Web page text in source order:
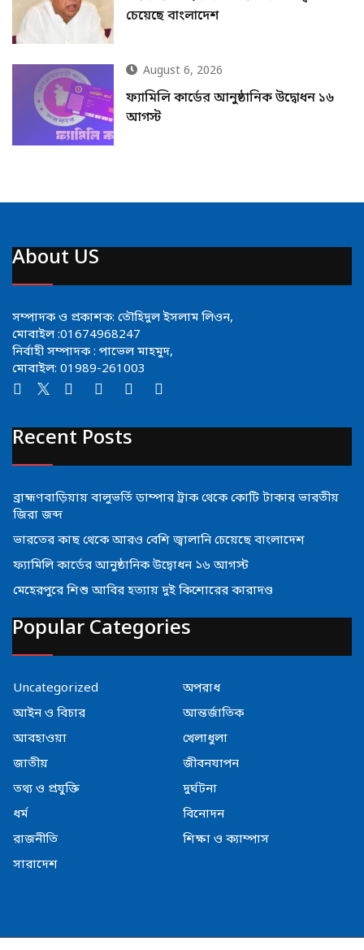
চেয়েছে বাংলাদেশ
August 6, 2026
ফ্যামিলি কার্ডের আনুষ্ঠানিক উদ্বোধন ১৬
আগস্ট
About US
সম্পাদক ও প্রকাশক: তৌহিদুল ইসলাম লিওন,
মোবাইল :01674968247
নির্বাহী সম্পাদক : পাভেল মাহমুদ,
মোবাইল: 01989-261003
Recent Posts
ব্রাহ্মণবাড়িয়ায় বালুভর্তি ডাম্পার ট্রাক থেকে কোটি টাকার ভারতীয়
জিরা জব্দ
ভারতের কাছ থেকে আরও বেশি জ্বালানি চেয়েছে বাংলাদেশ
ফ্যামিলি কার্ডের আনুষ্ঠানিক উদ্বোধন ১৬ আগস্ট
মেহেরপুরে শিশু আবির হত্যায় দুই কিশোরের কারাদণ্ড
Popular Categories
Uncategorized
অপরাধ
আইন ও বিচার
আন্তর্জাতিক
আবহাওয়া
খেলাধুলা
জাতীয়
জীবনযাপন
তথ্য ও প্রযুক্তি
দুর্ঘটনা
ধর্ম
বিনোদন
রাজনীতি
শিক্ষা ও ক্যাম্পাস
সারাদেশ